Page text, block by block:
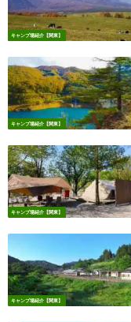
キャンプ場紹介【関東】
キャンプ場紹介【関東】
キャンプ場紹介【関東】
キャンプ場紹介【関東】